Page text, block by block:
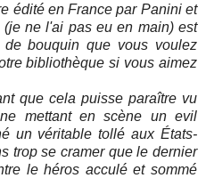
édité en France par Panini et
ne l'ai pas eu en main) est
de bouquin que vous voulez
bibliothèque si vous aimez
que cela puisse paraître vu
mettant en scène un evil
un véritable tollé aux États-
trop se cramer que le dernier
le héros acculé et sommé